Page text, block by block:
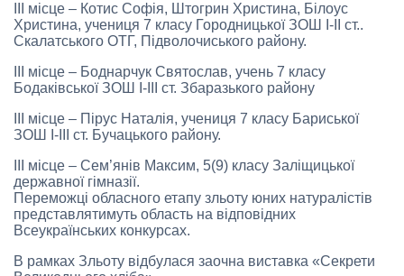
ІІІ місце – Котис Софія, Штогрин Христина, Білоус
Христина, учениця 7 класу Городницької ЗОШ І-ІІ ст..
Скалатського ОТГ, Підволочиського району.
ІІІ місце – Боднарчук Святослав, учень 7 класу
Бодаківської ЗОШ І-ІІІ ст. Збаразького району
ІІІ місце – Пірус Наталія, учениця 7 класу Бариської
ЗОШ І-ІІІ ст. Бучацького району.
ІІІ місце – Сем’янів Максим, 5(9) класу Заліщицької
державної гімназії.
Переможці обласного етапу зльоту юних натуралістів
представлятимуть область на відповідних
Всеукраїнських конкурсах.
В рамках Зльоту відбулася заочна виставка «Секрети